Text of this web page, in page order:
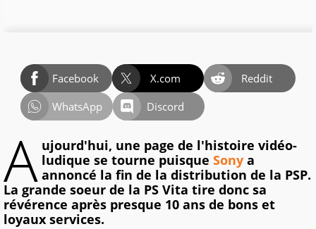
Facebook X.com
Reddit
WhatsApp
Discord
A ujourd'hui, une page de l'histoire vidéo-
ludique se tourne puisque Sony a
annoncé la fin de la distribution de la PSP.
La grande soeur de la PS Vita tire donc sa
révérence après presque 10 ans de bons et
loyaux services.